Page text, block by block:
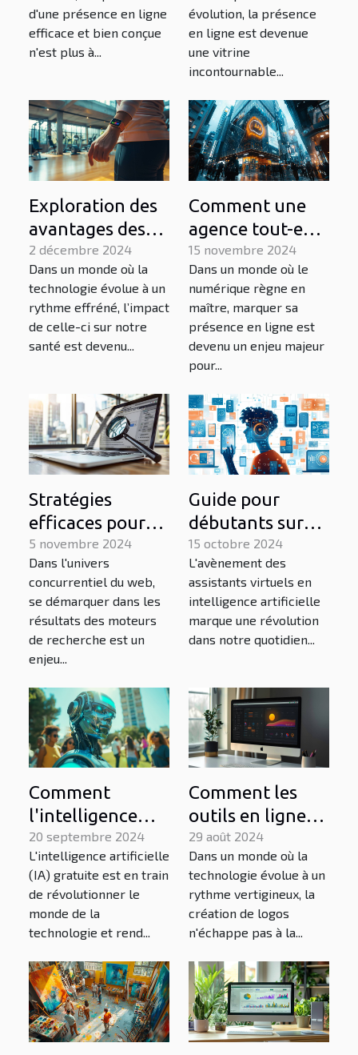
en ligne
d'une présence en ligne
efficace et bien conçue
n'est plus à...
marketing
digital
évolution, la présence
en ligne est devenue
une vitrine
incontournable...
Exploration des
avantages des
technologies
portables pour la
santé
quotidienne
2 décembre 2024
Dans un monde où la
technologie évolue à un
rythme effréné, l’impact
de celle-ci sur notre
santé est devenu...
Comment une
agence tout-en-
un dynamise
votre présence
digitale locale
15 novembre 2024
Dans un monde où le
numérique règne en
maître, marquer sa
présence en ligne est
devenu un enjeu majeur
pour...
Stratégies
efficaces pour
augmenter la
visibilité de
votre site sur les
moteurs de
recherche
5 novembre 2024
Dans l'univers
concurrentiel du web,
se démarquer dans les
résultats des moteurs
de recherche est un
enjeu...
Guide pour
débutants sur
l'utilisation des
assistants
virtuels en IA
15 octobre 2024
L'avènement des
assistants virtuels en
intelligence artificielle
marque une révolution
dans notre quotidien...
Comment
l'intelligence
artificielle
gratuite
transforme
l'accès à la
technologie
20 septembre 2024
L'intelligence artificielle
(IA) gratuite est en train
de révolutionner le
monde de la
technologie et rend...
Comment les
outils en ligne
transforment-ils
la création de
logos ?
29 août 2024
Dans un monde où la
technologie évolue à un
rythme vertigineux, la
création de logos
n'échappe pas à la...